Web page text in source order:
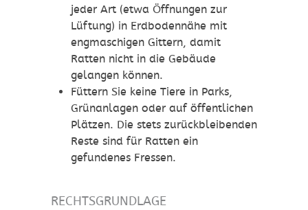
jeder Art (etwa Öffnungen zur
Lüftung) in Erdbodennähe mit
engmaschigen Gittern, damit
Ratten nicht in die Gebäude
gelangen können.
Füttern Sie keine Tiere in Parks,
Grünanlagen oder auf öffentlichen
Plätzen. Die stets zurückbleibenden
Reste sind für Ratten ein
gefundenes Fressen.
RECHTSGRUNDLAGE